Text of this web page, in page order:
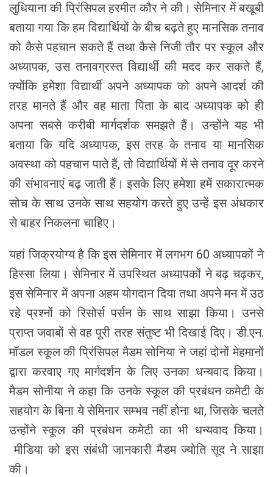
लुधियाना की प्रिंसिपल हरमीत कौर ने की। सेमिनार में बखूबी
बताया गया कि हम विद्यार्थियों के बीच बढ़ते हुए मानसिक तनाव
को कैसे पहचान सकते हैं तथा कैसे निजी तौर पर स्कूल और
अध्यापक, उस तनावग्रस्त विद्यार्थी की मदद कर सकते हैं,
क्योंकि हमेशा विद्यार्थी अपने अध्यापक को अपने आदर्श की
तरह मानते हैं और वह माता पिता के बाद अध्यापक को ही
अपना सबसे करीबी मार्गदर्शक समझते हैं। उन्होंने यह भी
बताया कि यदि अध्यापक, इस तरह के तनाव या मानसिक
अवस्था को पहचान पाते हैं, तो विद्यार्थियों में से तनाव दूर करने
की संभावनाएं बढ़ जाती हैं। इसके लिए हमेशा हमें सकारात्मक
सोच के साथ उनके साथ सहयोग करते हुए उन्हें इस अंधकार
से बाहर निकलना चाहिए।
यहां जिक्रयोग्य है कि इस सेमिनार में लगभग 60 अध्यापकों ने
हिस्सा लिया। सेमिनार में उपस्थित अध्यापकों ने बढ़ चढ़कर,
इस सेमिनार में अपना अहम योगदान दिया तथा अपने मन में उठ
रहे प्रश्नों को रिसोर्स पर्सन के साथ साझा किया। उनसे
प्राप्त जवाबों से वह पूरी तरह संतुष्ट भी दिखाई दिए। डी.एन.
मॉडल स्कूल की प्रिंसिपल मैडम सोनिया ने जहां दोनों मेहमानों
द्वारा करवाए गए मार्गदर्शन के लिए उनका धन्यवाद किया।
मैडम सोनीया ने कहा कि उनके स्कूल की प्रबंधन कमेटी के
सहयोग के बिना ये सेमिनार सम्भव नहीं होना था, जिसके चलते
उन्होंने स्कूल की प्रबंधन कमेटी का भी धन्यवाद किया।
मीडिया को इस संबंधी जानकारी मैडम ज्योति सूद ने साझा
की।